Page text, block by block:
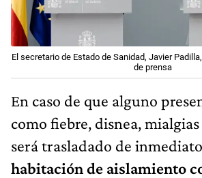
El secretario de Estado de Sanidad, Javier
de prensa
En caso de que alguno
como fiebre, disnea,
será trasladado de
habitación de aislamiento